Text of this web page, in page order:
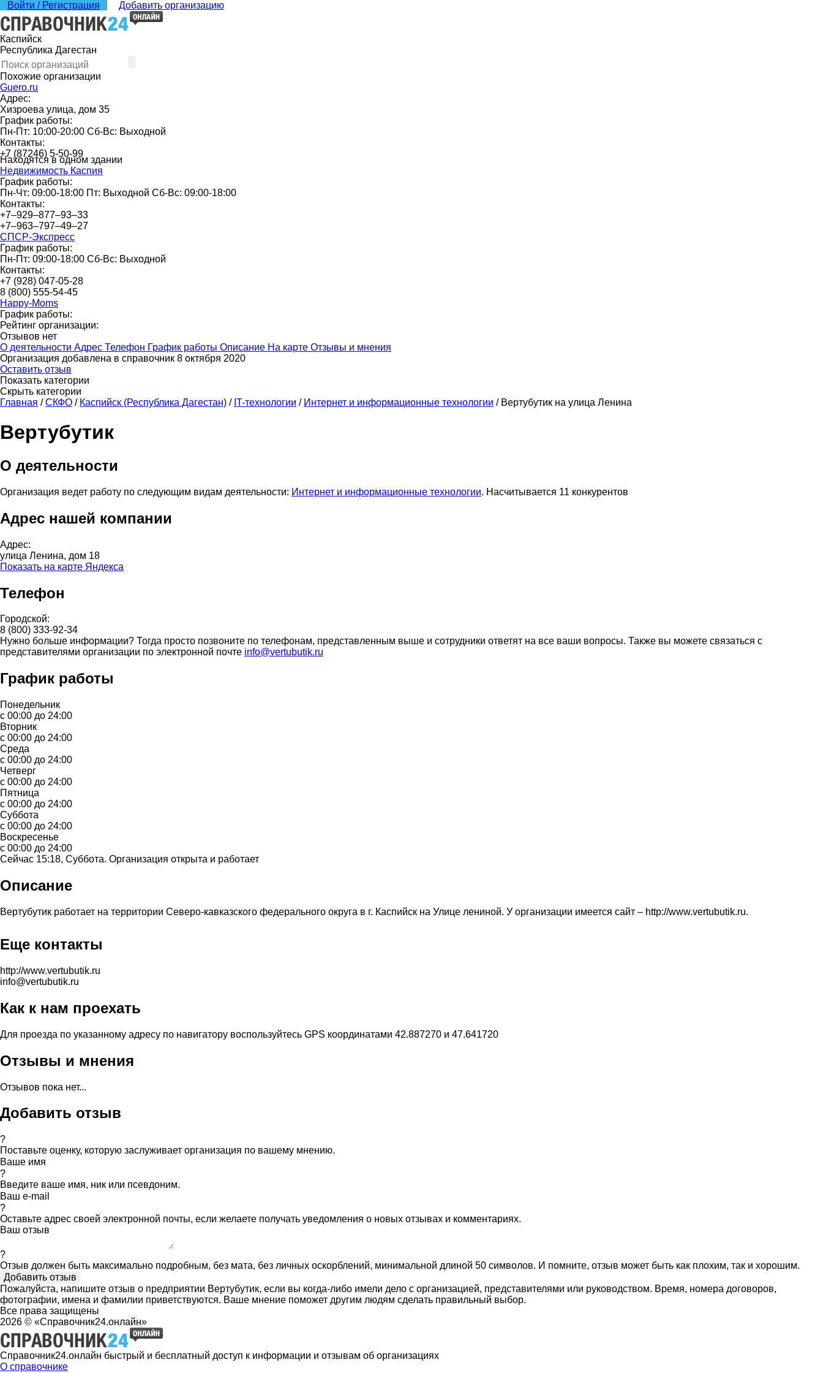
Войти / Регистрация Добавить организацию
Каспийск
Республика Дагестан
Похожие организации
Guero.ru
Адрес:
Хизроева улица, дом 35
График работы:
Пн-Пт: 10:00-20:00 Сб-Вс: Выходной
Контакты:
+7 (87246) 5-50-99
Находятся в одном здании
Недвижимость Каспия
График работы:
Пн-Чт: 09:00-18:00 Пт: Выходной Сб-Вс: 09:00-18:00
Контакты:
+7‒929‒877‒93‒33
+7‒963‒797‒49‒27
СПСР-Экспресс
График работы:
Пн-Пт: 09:00-18:00 Сб-Вс: Выходной
Контакты:
+7 (928) 047-05-28
8 (800) 555-54-45
Happy-Moms
График работы:
Рейтинг организации:
Отзывов нет
О деятельности Адрес Телефон График работы Описание На карте Отзывы и мнения
Организация добавлена в справочник 8 октября 2020
Оставить отзыв
Показать категории
Скрыть категории
Главная / СКФО / Каспийск (Республика Дагестан) / IT-технологии / Интернет и информационные технологии / Вертубутик на улица Ленина
Вертубутик
О деятельности
Организация ведет работу по следующим видам деятельности: Интернет и информационные технологии. Насчитывается 11 конкурентов
Адрес нашей компании
Адрес:
улица Ленина, дом 18
Показать на карте Яндекса
Телефон
Городской:
8 (800) 333-92-34
Нужно больше информации? Тогда просто позвоните по телефонам, представленным выше и сотрудники ответят на все ваши вопросы. Также вы можете связаться с
представителями организации по электронной почте info@vertubutik.ru
График работы
Понедельник
с 00:00 до 24:00
Вторник
с 00:00 до 24:00
Среда
с 00:00 до 24:00
Четверг
с 00:00 до 24:00
Пятница
с 00:00 до 24:00
Суббота
с 00:00 до 24:00
Воскресенье
с 00:00 до 24:00
Сейчас 15:18, Суббота. Организация открыта и работает
Описание
Вертубутик работает на территории Северо-кавказского федерального округа в г. Каспийск на Улице лениной. У организации имеется сайт – http://www.vertubutik.ru.
Еще контакты
http://www.vertubutik.ru
info@vertubutik.ru
Как к нам проехать
Для проезда по указанному адресу по навигатору воспользуйтесь GPS координатами 42.887270 и 47.641720
Отзывы и мнения
Отзывов пока нет...
Добавить отзыв
?
Поставьте оценку, которую заслуживает организация по вашему мнению.
Ваше имя
?
Введите ваше имя, ник или псевдоним.
Ваш e-mail
?
Оставьте адрес своей электронной почты, если желаете получать уведомления о новых отзывах и комментариях.
Ваш отзыв
?
Отзыв должен быть максимально подробным, без мата, без личных оскорблений, минимальной длиной 50 символов. И помните, отзыв может быть как плохим, так и хорошим.
Пожалуйста, напишите отзыв о предприятии Вертубутик, если вы когда-либо имели дело с организацией, представителями или руководством. Время, номера договоров,
фотографии, имена и фамилии приветствуются. Ваше мнение поможет другим людям сделать правильный выбор.
Все права защищены
2026 © «Справочник24.онлайн»
Справочник24.онлайн быстрый и бесплатный доступ к информации и отзывам об организациях
О справочнике